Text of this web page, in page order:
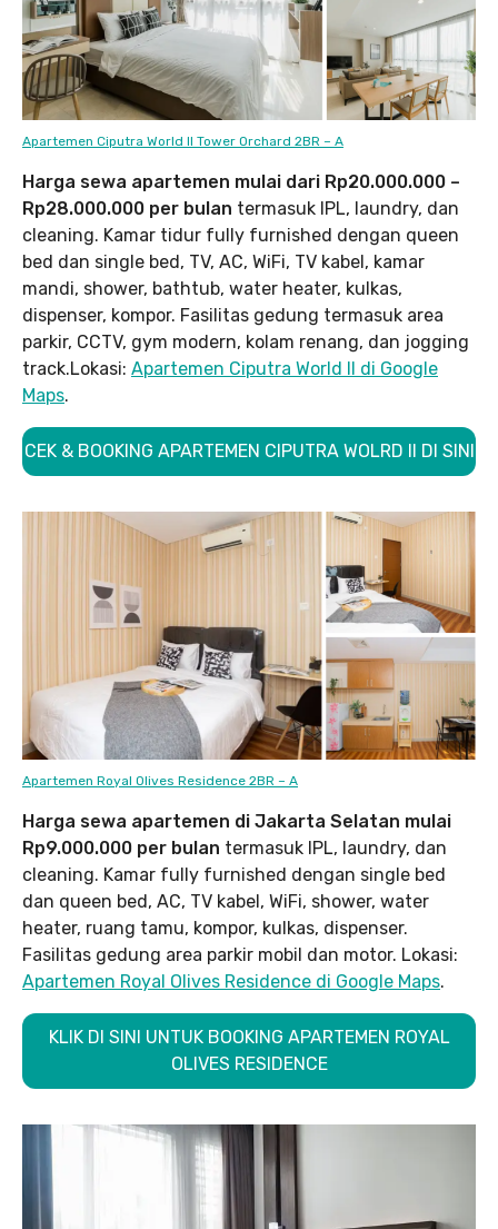
Apartemen Ciputra World II Tower Orchard 2BR – A
Harga sewa apartemen mulai dari Rp20.000.000 –
Rp28.000.000 per bulan termasuk IPL, laundry, dan
cleaning. Kamar tidur fully furnished dengan queen
bed dan single bed, TV, AC, WiFi, TV kabel, kamar
mandi, shower, bathtub, water heater, kulkas,
dispenser, kompor. Fasilitas gedung termasuk area
parkir, CCTV, gym modern, kolam renang, dan jogging
track.Lokasi: Apartemen Ciputra World II di Google
Maps.
CEK & BOOKING APARTEMEN CIPUTRA WOLRD II DI SINI
Apartemen Royal Olives Residence 2BR – A
Harga sewa apartemen di Jakarta Selatan mulai
Rp9.000.000 per bulan termasuk IPL, laundry, dan
cleaning. Kamar fully furnished dengan single bed
dan queen bed, AC, TV kabel, WiFi, shower, water
heater, ruang tamu, kompor, kulkas, dispenser.
Fasilitas gedung area parkir mobil dan motor. Lokasi:
Apartemen Royal Olives Residence di Google Maps.
KLIK DI SINI UNTUK BOOKING APARTEMEN ROYAL
OLIVES RESIDENCE